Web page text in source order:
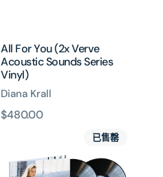
All For You (2x Verve
Acoustic Sounds Series
Vinyl)
Diana Krall
原
$480.00
of
已售罄